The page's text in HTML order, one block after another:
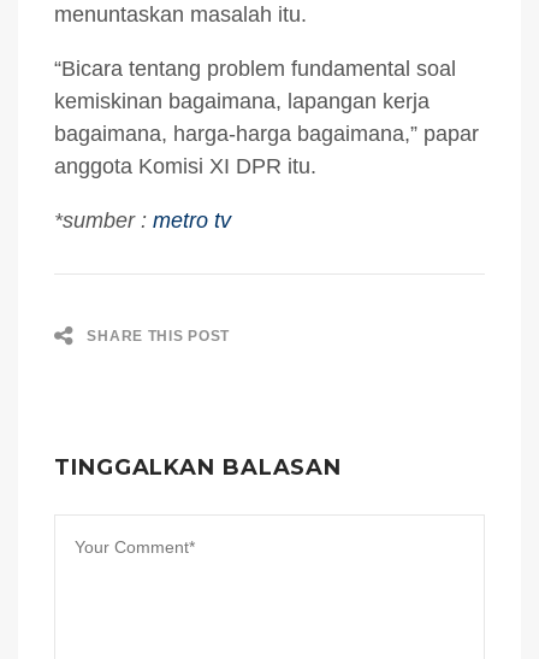
menuntaskan masalah itu.
“Bicara tentang problem fundamental soal
kemiskinan bagaimana, lapangan kerja
bagaimana, harga-harga bagaimana,” papar
anggota Komisi XI DPR itu.
*sumber : metro tv
SHARE THIS POST
TINGGALKAN BALASAN